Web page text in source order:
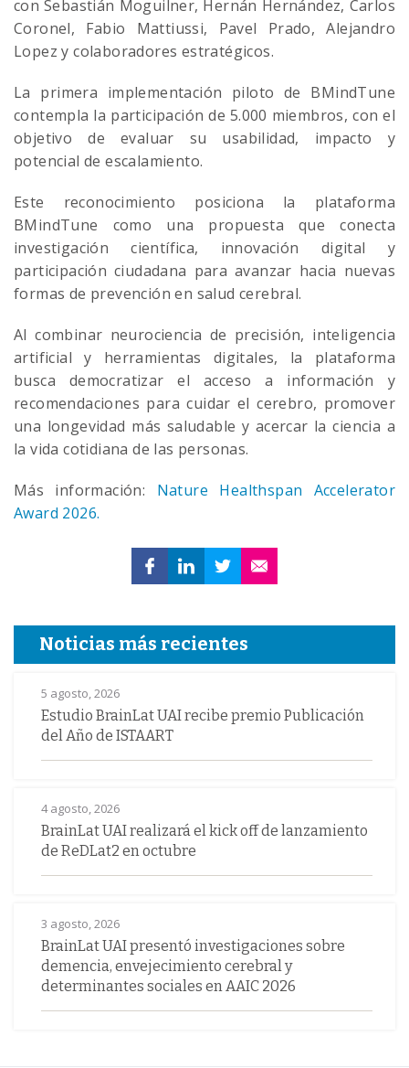
con Sebastián Moguilner, Hernán Hernández, Carlos
Coronel, Fabio Mattiussi, Pavel Prado, Alejandro
Lopez y colaboradores estratégicos.
La primera implementación piloto de BMindTune
contempla la participación de 5.000 miembros, con el
objetivo de evaluar su usabilidad, impacto y
potencial de escalamiento.
Este reconocimiento posiciona la plataforma
BMindTune como una propuesta que conecta
investigación científica, innovación digital y
participación ciudadana para avanzar hacia nuevas
formas de prevención en salud cerebral.
Al combinar neurociencia de precisión, inteligencia
artificial y herramientas digitales, la plataforma
busca democratizar el acceso a información y
recomendaciones para cuidar el cerebro, promover
una longevidad más saludable y acercar la ciencia a
la vida cotidiana de las personas.
Más información: Nature Healthspan Accelerator
Award 2026.
Noticias más recientes
5 agosto, 2026
Estudio BrainLat UAI recibe premio Publicación
del Año de ISTAART
4 agosto, 2026
BrainLat UAI realizará el kick off de lanzamiento
de ReDLat2 en octubre
3 agosto, 2026
BrainLat UAI presentó investigaciones sobre
demencia, envejecimiento cerebral y
determinantes sociales en AAIC 2026